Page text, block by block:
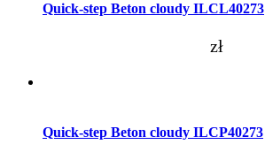
Quick-step Beton cloudy ILCL40273
zł
Quick-step Beton cloudy ILCP40273